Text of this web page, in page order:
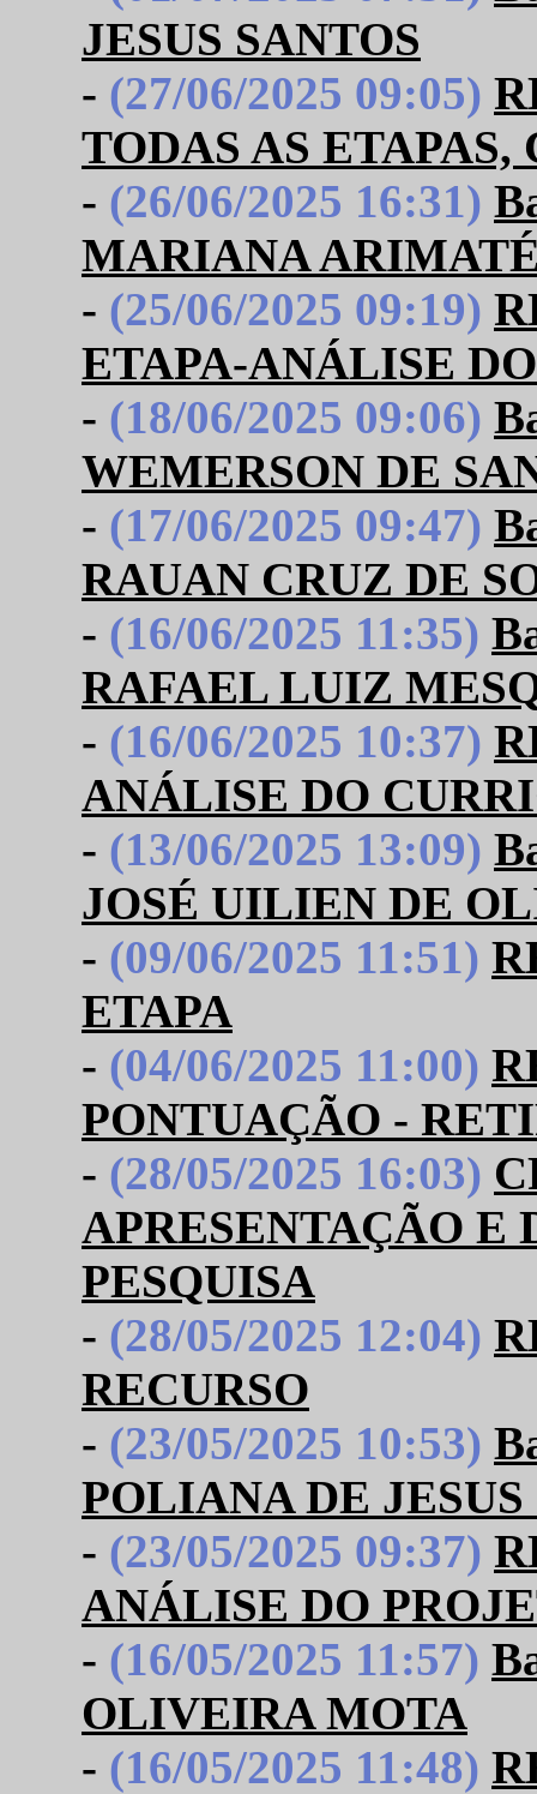
JESUS SANTOS
- (27/06/2025 09:05)
TODAS AS
- (26/06/2025 16:31)
MARIANA
- (25/06/2025 09:19)
ETAPA-ANÁLISE
- (18/06/2025 09:06)
WEMERSON DE
- (17/06/2025 09:47)
RAUAN CRUZ DE
- (16/06/2025 11:35)
RAFAEL LUIZ
- (16/06/2025 10:37)
ANÁLISE DO
- (13/06/2025 13:09)
JOSÉ UILIEN DE
- (09/06/2025 11:51)
ETAPA
- (04/06/2025 11:00)
PONTUAÇÃO -
- (28/05/2025 16:03)
APRESENTAÇÃO E
PESQUISA
- (28/05/2025 12:04)
RECURSO
- (23/05/2025 10:53)
POLIANA DE JESUS
- (23/05/2025 09:37)
ANÁLISE DO
- (16/05/2025 11:57)
OLIVEIRA MOTA
- (16/05/2025 11:48)